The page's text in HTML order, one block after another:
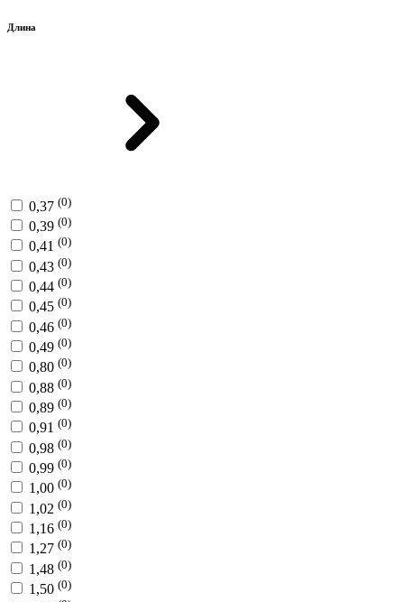
Длина
0,37 (0)
0,39 (0)
0,41 (0)
0,43 (0)
0,44 (0)
0,45 (0)
0,46 (0)
0,49 (0)
0,80 (0)
0,88 (0)
0,89 (0)
0,91 (0)
0,98 (0)
0,99 (0)
1,00 (0)
1,02 (0)
1,16 (0)
1,27 (0)
1,48 (0)
1,50 (0)